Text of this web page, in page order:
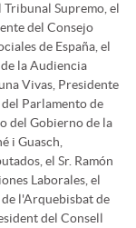
Supremo, el
del Consejo
de España, el
la Audiencia
Vivas, Presidente
Parlamento de
del Gobierno de la
i Guasch,
el Sr. Ramón
Laborales, el
l'Arquebisbat de
del Consell